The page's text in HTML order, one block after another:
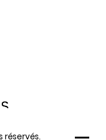
réservés.